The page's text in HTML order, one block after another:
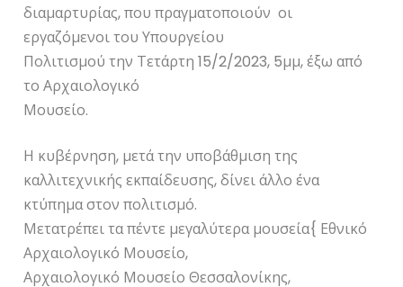
διαμαρτυρίας, που πραγματοποιούν οι
εργαζόμενοι του Υπουργείου
Πολιτισμού την Τετάρτη 15/2/2023, 5μμ, έξω από
το Αρχαιολογικό
Μουσείο.
Η κυβέρνηση, μετά την υποβάθμιση της
καλλιτεχνικής εκπαίδευσης, δίνει άλλο ένα
κτύπημα στον πολιτισμό.
Μετατρέπει τα πέντε μεγαλύτερα μουσεία{ Εθνικό
Αρχαιολογικό Μουσείο,
Αρχαιολογικό Μουσείο Θεσσαλονίκης,